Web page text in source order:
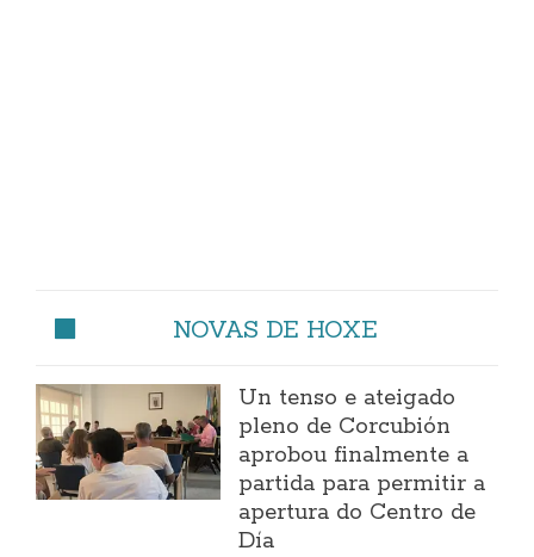
NOVAS DE HOXE
Un tenso e ateigado
pleno de Corcubión
aprobou finalmente a
partida para permitir a
apertura do Centro de
Día